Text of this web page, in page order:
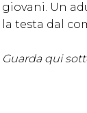
giovani. Un
la testa dal
Guarda qui